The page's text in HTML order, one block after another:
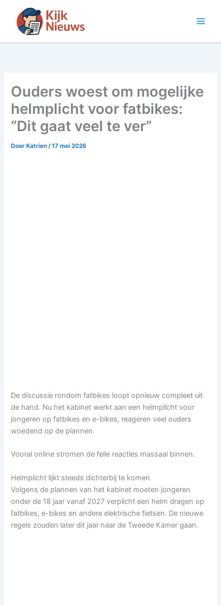
inhoud
Ouders woest om mogelijke
helmplicht voor fatbikes:
“Dit gaat veel te ver”
Door Katrien/17 mei 2026
De discussie rondom fatbikes loopt opnieuw compleet uit
de hand. Nu het kabinet werkt aan een helmplicht voor
jongeren op fatbikes en e-bikes, reageren veel ouders
woedend op de plannen.
Vooral online stromen de felle reacties massaal binnen.
Helmplicht lijkt steeds dichterbij te komen
Volgens de plannen van het kabinet moeten jongeren
onder de 18 jaar vanaf 2027 verplicht een helm dragen op
fatbikes, e-bikes en andere elektrische fietsen. De nieuwe
regels zouden later dit jaar naar de Tweede Kamer gaan.